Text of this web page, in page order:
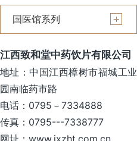
国医馆系列
江西致和堂中药饮片有限公司
地址：中国江西樟树市福城工业
园南临药市路
电话：0795－7334888
传真：0795---7338777
网址：www.jxzht.com.cn